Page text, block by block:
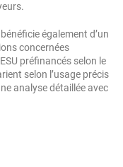
également d’un
concernées
préfinancés selon le
selon l’usage précis
analyse détaillée avec